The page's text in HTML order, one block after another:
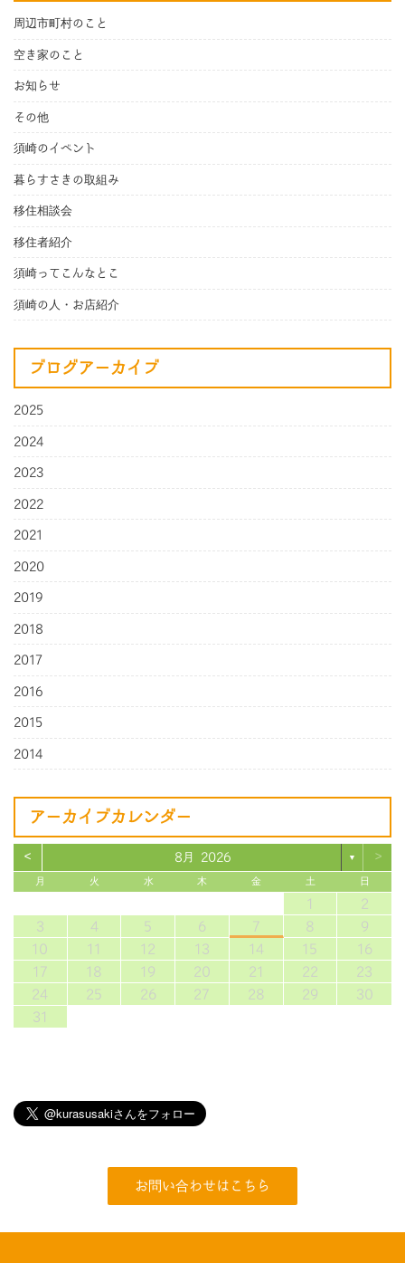
周辺市町村のこと
空き家のこと
お知らせ
その他
須崎のイベント
暮らすさきの取組み
移住相談会
移住者紹介
須崎ってこんなとこ
須崎の人・お店紹介
ブログアーカイブ
2025
2024
2023
2022
2021
2020
2019
2018
2017
2016
2015
2014
アーカイブカレンダー
< 8月 2026 ▼ >
月 火 水 木 金 土 日
1
2
3
4 5 6 7 8
9
10
11 12 13 14 15
16
17
18 19 20 21 22
23
24
25 26 27 28 29
30
31
お問い合わせはこちら